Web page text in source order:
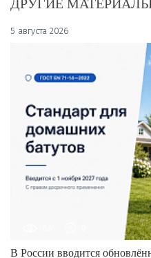
ДРУГИЕ
5 августа 2026
В России вводится